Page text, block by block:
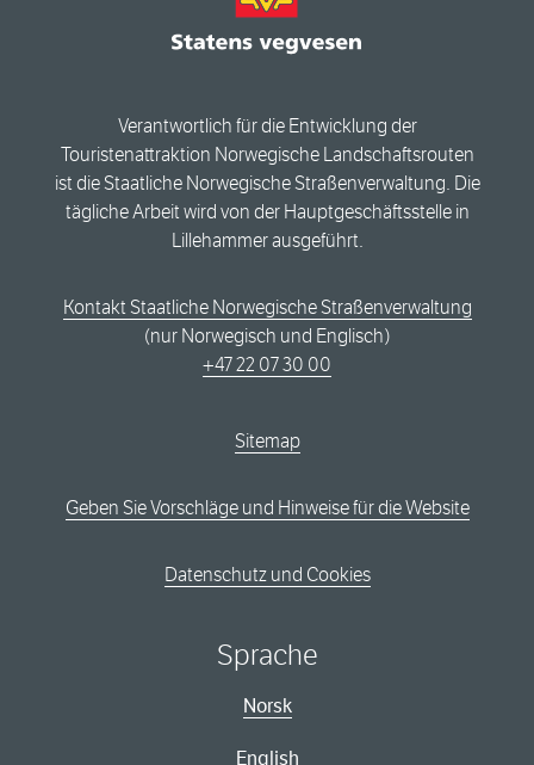
Verantwortlich für die Entwicklung der
Touristenattraktion Norwegische Landschaftsrouten
ist die Staatliche Norwegische Straßenverwaltung. Die
tägliche Arbeit wird von der Hauptgeschäftsstelle in
Lillehammer ausgeführt.
Kontakt Staatliche Norwegische Straßenverwaltung
(nur Norwegisch und Englisch)
+47 22 07 30 00
Sitemap
Geben Sie Vorschläge und Hinweise für die Website
Datenschutz und Cookies
Sprache
Norsk
English